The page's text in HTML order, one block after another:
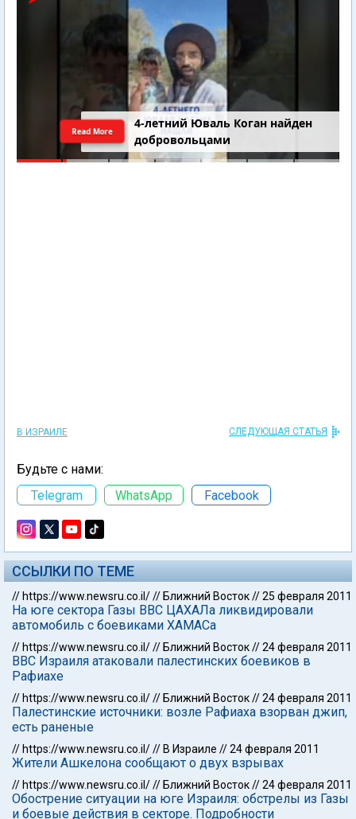
4-летний Юваль Коган найден
добровольцами
Read More
В ИЗРАИЛЕ СЛЕДУЮЩАЯ СТАТЬЯ
Будьте с нами:
Telegram
WhatsApp Facebook
ССЫЛКИ ПО ТЕМЕ
// https://www.newsru.co.il/// Ближний Восток//25 февраля 2011
На юге сектора Газы ВВС ЦАХАЛа ликвидировали
автомобиль с боевиками ХАМАСа
// https://www.newsru.co.il/// Ближний Восток//24 февраля 2011
ВВС Израиля атаковали палестинских боевиков в
Рафиахе
// https://www.newsru.co.il/// Ближний Восток//24 февраля 2011
Палестинские источники: возле Рафиаха взорван джип,
есть раненые
// https://www.newsru.co.il/// В Израиле //24 февраля 2011
Жители Ашкелона сообщают о двух взрывах
// https://www.newsru.co.il/// Ближний Восток//24 февраля 2011
Обострение ситуации на юге Израиля: обстрелы из Газы
и боевые действия в секторе. Подробности